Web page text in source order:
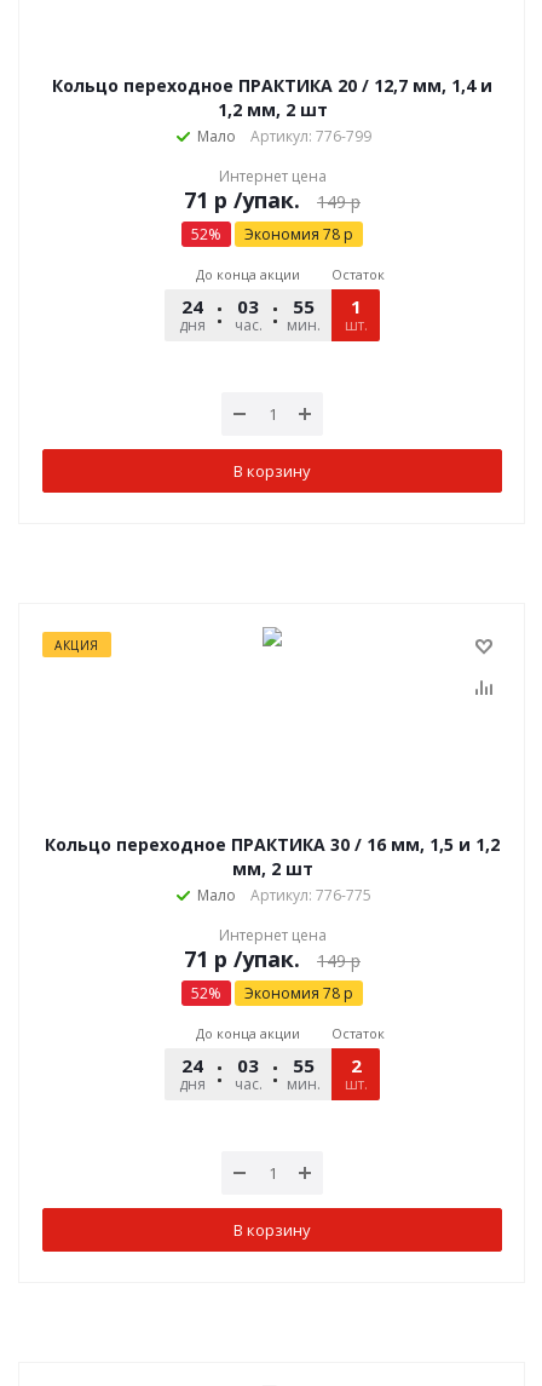
Кольцо переходное ПРАКТИКА 20 / 12,7 мм, 1,4 и
1,2 мм, 2 шт
Мало
Артикул: 776-799
Интернет цена
р /упак. 149р
52% Экономия 78 р
До конца акции
24
дня
03
час.
55
мин.
40
сек.
Остаток
1
шт.
В корзину
АКЦИЯ
Кольцо переходное ПРАКТИКА 30 / 16 мм, 1,5 и 1,2
мм, 2 шт
Мало
Артикул: 776-775
Интернет цена
р /упак. 149р
52% Экономия 78 р
До конца акции
24
дня
03
час.
55
мин.
40
сек.
Остаток
2
шт.
В корзину